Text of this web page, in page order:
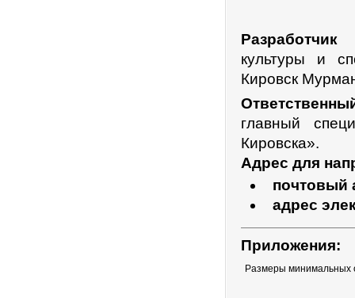
Разработчик
культуры и
Кировск
главный
Кировска».
Адрес для
почтовый
адрес
Приложения:
Размеры минимальных